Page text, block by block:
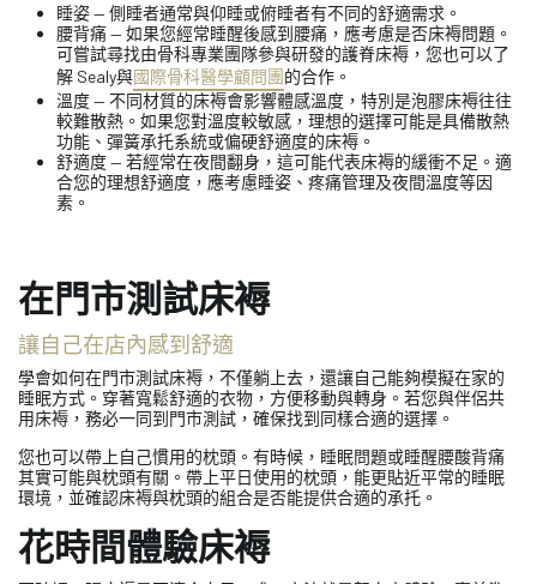
睡姿 — 側睡者通常與仰睡或俯睡者有不同的舒適需求。
腰背痛 — 如果您經常睡醒後感到腰痛，應考慮是否床褥問題。
可嘗試尋找由骨科專業團隊參與研發的護脊床褥，您也可以了
解 Sealy與國際骨科醫學顧問團的合作。
溫度 — 不同材質的床褥會影響體感溫度，特別是泡膠床褥往往
較難散熱。如果您對溫度較敏感，理想的選擇可能是具備散熱
功能、彈簧承托系統或偏硬舒適度的床褥。
舒適度 — 若經常在夜間翻身，這可能代表床褥的緩衝不足。適
合您的理想舒適度，應考慮睡姿、疼痛管理及夜間溫度等因
素。
在門市測試床褥
讓自己在店內感到舒適
學會如何在門市測試床褥，不僅躺上去，還讓自己能夠模擬在家的
睡眠方式。穿著寬鬆舒適的衣物，方便移動與轉身。若您與伴侶共
用床褥，務必一同到門市測試，確保找到同樣合適的選擇。
您也可以帶上自己慣用的枕頭。有時候，睡眠問題或睡醒腰酸背痛
其實可能與枕頭有關。帶上平日使用的枕頭，能更貼近平常的睡眠
環境，並確認床褥與枕頭的組合是否能提供合適的承托。
花時間體驗床褥